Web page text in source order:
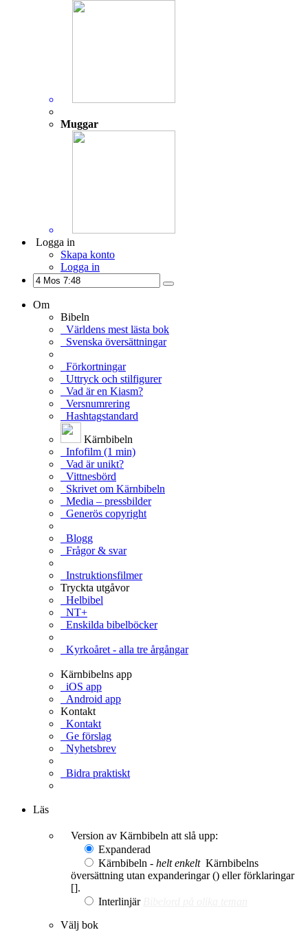
Muggar
Logga in
Skapa konto
Logga in
Om
Bibeln
Världens mest lästa bok
Svenska översättningar
Förkortningar
Uttryck och stilfigurer
Vad är en Kiasm?
Versnumrering
Hashtagstandard
Kärnbibeln
Infofilm (1 min)
Vad är unikt?
Vittnesbörd
Skrivet om Kärnbibeln
Media – pressbilder
Generös copyright
Blogg
Frågor & svar
Instruktionsfilmer
Tryckta utgåvor
Helbibel
NT+
Enskilda bibelböcker
Kyrkoåret - alla tre årgångar
Kärnbibelns app
iOS app
Android app
Kontakt
Kontakt
Ge förslag
Nyhetsbrev
Bidra praktiskt
Läs
Version av Kärnbibeln att slå upp:
Expanderad
Kärnbibeln - helt enkelt Kärnbibelns
översättning utan expanderingar () eller förklaringar
[].
Interlinjär
Välj bok